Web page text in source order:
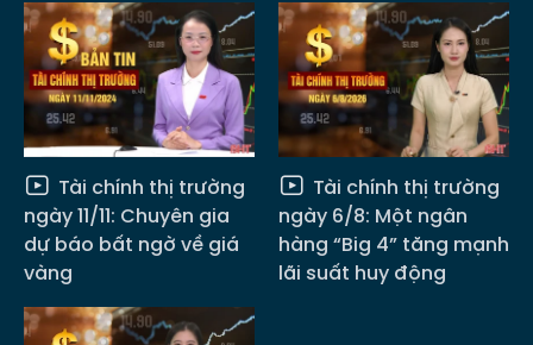
Tài chính thị trường
ngày 11/11: Chuyên gia
dự báo bất ngờ về giá
vàng
Tài chính thị trường
ngày 6/8: Một ngân
hàng “Big 4” tăng mạnh
lãi suất huy động